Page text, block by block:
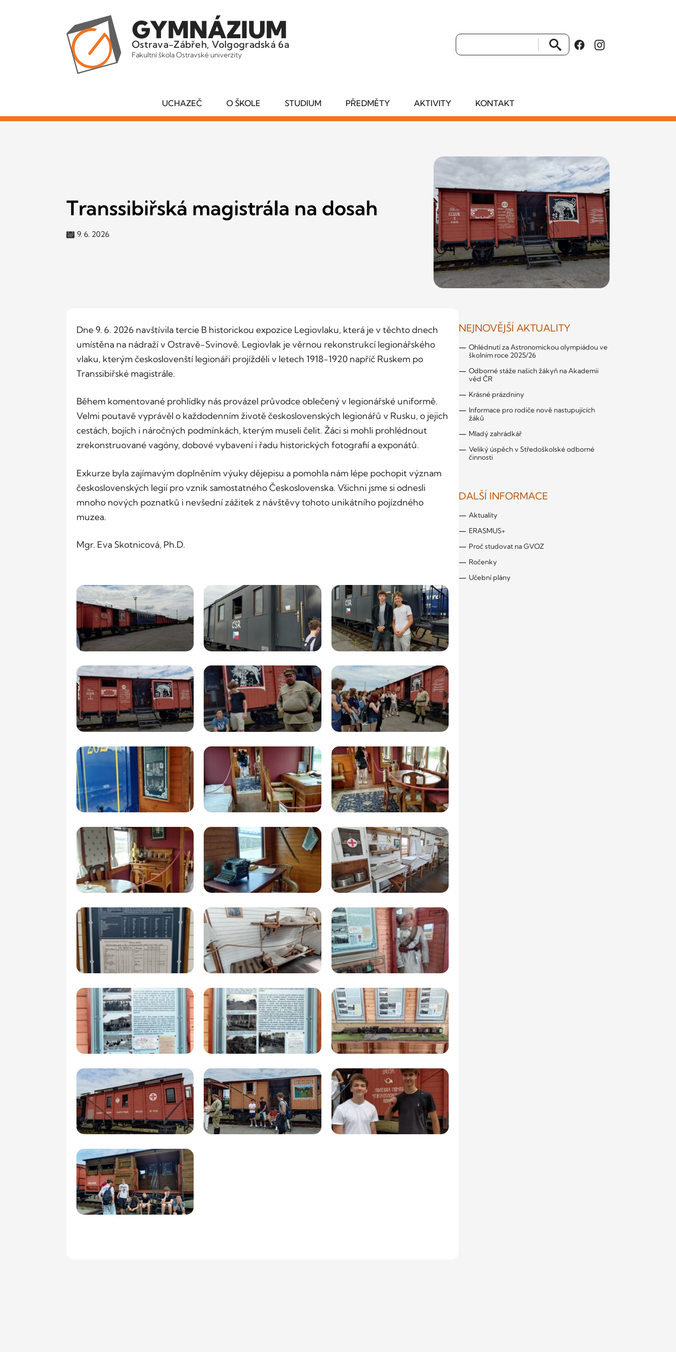
GYMNÁZIUM
Ostrava-Zábřeh, Volgogradská 6a
Fakultní škola Ostravské univerzity VYHLEDAT
UCHAZEČ O ŠKOLE STUDIUM PŘEDMĚTY AKTIVITY KONTAKT
Transsibiřská magistrála na dosah
9. 6. 2026
Dne 9. 6. 2026 navštívila tercie B historickou expozice Legiovlaku, která je v těchto dnech
umístěna na nádraží v Ostravě-Svinově. Legiovlak je věrnou rekonstrukcí legionářského
vlaku, kterým českoslovenští legionáři projížděli v letech 1918-1920 napříč Ruskem po
Transsibiřské magistrále.
Během komentované prohlídky nás provázel průvodce oblečený v legionářské uniformě.
Velmi poutavě vyprávěl o každodenním životě československých legionářů v Rusku, o jejich
cestách, bojích i náročných podmínkách, kterým museli čelit. Žáci si mohli prohlédnout
zrekonstruované vagóny, dobové vybavení i řadu historických fotografií a exponátů.
Exkurze byla zajímavým doplněním výuky dějepisu a pomohla nám lépe pochopit význam
československých legií pro vznik samostatného Československa. Všichni jsme si odnesli
mnoho nových poznatků i nevšední zážitek z návštěvy tohoto unikátního pojízdného
muzea.
Mgr. Eva Skotnicová, Ph.D.
NEJNOVĚJŠÍ AKTUALITY
Ohlédnutí za Astronomickou olympiádou ve
školním roce 2025/26
Odborné stáže našich žákyň na Akademii
věd ČR
Krásné prázdniny
Informace pro rodiče nově nastupujících
žáků
Mladý zahrádkář
Veliký úspěch v Středoškolské odborné
činnosti
DALŠÍ INFORMACE
Aktuality
ERASMUS+
Proč studovat na GVOZ
Ročenky
Učební plány